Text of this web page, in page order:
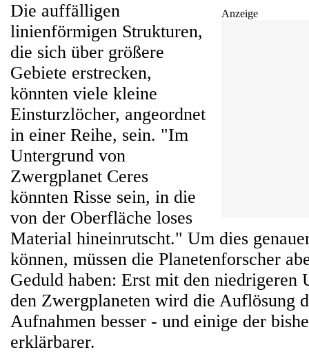
Anzeige
Die auffälligen
linienförmigen Strukturen,
die sich über größere
Gebiete erstrecken,
könnten viele kleine
Einsturzlöcher, angeordnet
in einer Reihe, sein. "Im
Untergrund von
Zwergplanet Ceres
könnten Risse sein, in die
von der Oberfläche loses
Material hineinrutscht." Um dies
können, müssen die Planetenforscher
Geduld haben: Erst mit den niedrigeren
den Zwergplaneten wird die Auflösung
Aufnahmen besser - und einige der
erklärbarer.